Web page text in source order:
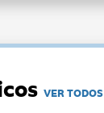
VER TODOS